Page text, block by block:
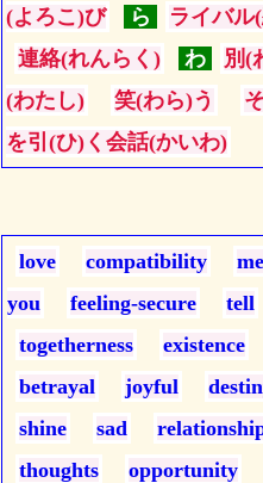
(よろこ)び
ら ライバル
連絡(れんらく)
わ 別(
(わたし)
笑(わら)う
を引(ひ)く会話(かいわ)
love compatibility
you
feeling-secure tell
togetherness
existence
betrayal
joyful
shine
sad
thoughts
opportunity